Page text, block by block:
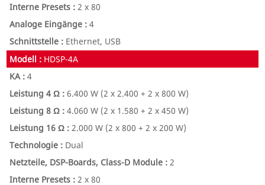
2 x 80
4
Ethernet, USB
HDSP-4A
4
6.400 W (2 x 2.400 + 2 x 800 W)
4.060 W (2 x 1.580 + 2 x 450 W)
2.000 W (2 x 800 + 2 x 200 W)
Dual
2
2 x 80